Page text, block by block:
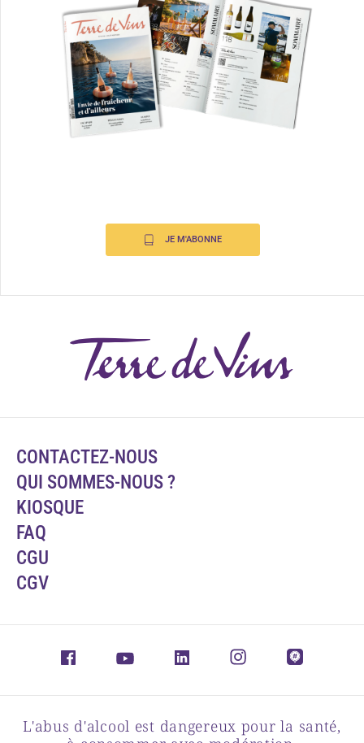
JE M'ABONNE
CONTACTEZ-NOUS
QUI SOMMES-NOUS ?
KIOSQUE
FAQ
CGU
CGV
L'abus d'alcool est dangereux pour la santé,